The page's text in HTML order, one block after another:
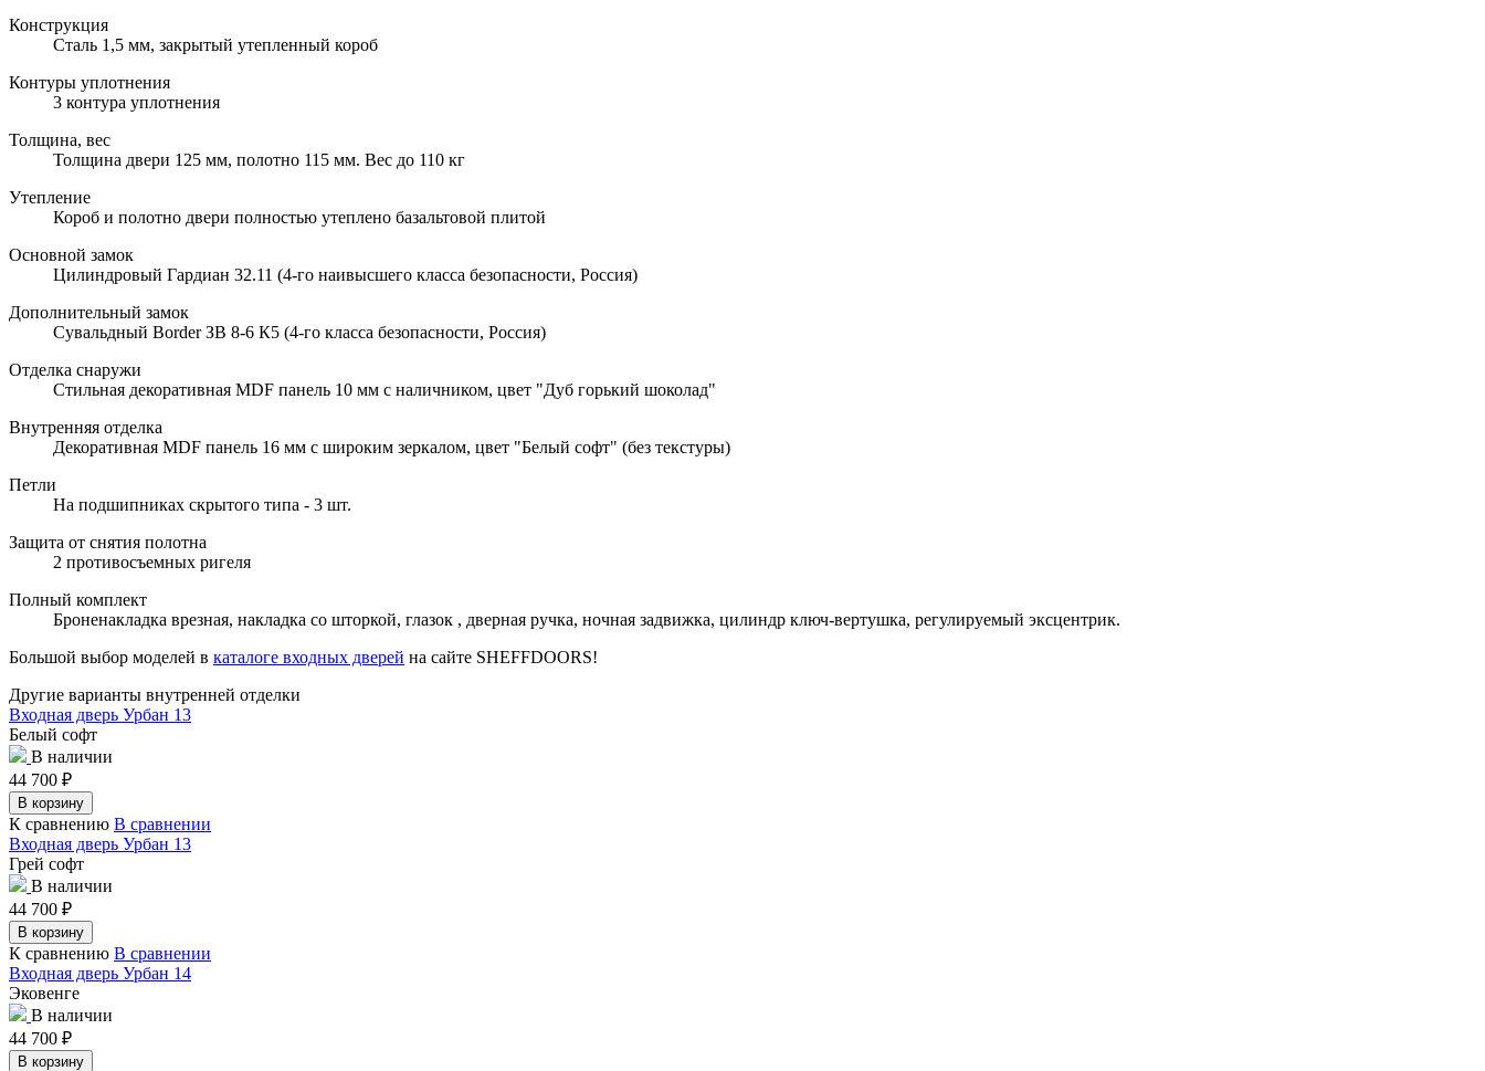
Конструкция
Сталь 1,5 мм, закрытый утепленный короб
Контуры уплотнения
3 контура уплотнения
Толщина, вес
Толщина двери 125 мм, полотно 115 мм. Вес до 110 кг
Утепление
Короб и полотно двери полностью утеплено базальтовой плитой
Основной замок
Цилиндровый Гардиан 32.11 (4-го наивысшего класса безопасности, Россия)
Дополнительный замок
Сувальдный Border ЗВ 8-6 К5 (4-го класса безопасности, Россия)
Отделка снаружи
Стильная декоративная MDF панель 10 мм с наличником, цвет "Дуб горький шоколад"
Внутренняя отделка
Декоративная MDF панель 16 мм с широким зеркалом, цвет "Белый софт" (без текстуры)
Петли
На подшипниках скрытого типа - 3 шт.
Защита от снятия полотна
2 противосъемных ригеля
Полный комплект
Броненакладка врезная, накладка со шторкой, глазок , дверная ручка, ночная задвижка, цилиндр ключ-вертушка, регулируемый эксцентрик.
Большой выбор моделей в каталоге входных дверей на сайте SHEFFDOORS!
Другие варианты внутренней отделки
Входная дверь Урбан 13
Белый софт
В наличии
44 700 ₽
В корзину
К сравнению В сравнении
Входная дверь Урбан 13
Грей софт
В наличии
44 700 ₽
В корзину
К сравнению В сравнении
Входная дверь Урбан 14
Эковенге
В наличии
44 700 ₽
В корзину